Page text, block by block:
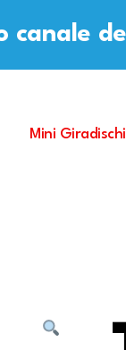
canale
Mini Giradischi